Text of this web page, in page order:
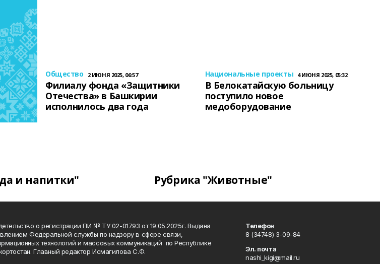
Общество 2 ИЮНЯ 2025, 06:57
Филиалу фонда «Защитники
Отечества» в Башкирии
исполнилось два года
Национальные проекты 4 ИЮНЯ 2025, 05:32
В Белокатайскую больницу
поступило новое
медоборудование
и напитки" Рубрика "Животные"
о регистрации ПИ № ТУ 02-01793 от 19.05.2025г. Выдана
Федеральной службы по надзору в сфере связи,
технологий и массовых коммуникаций по Республике
Главный редактор Исмагилова С.Ф.
Телефон
8 (34748) 3-09-84
Эл. почта
nashi_kigi@mail.ru